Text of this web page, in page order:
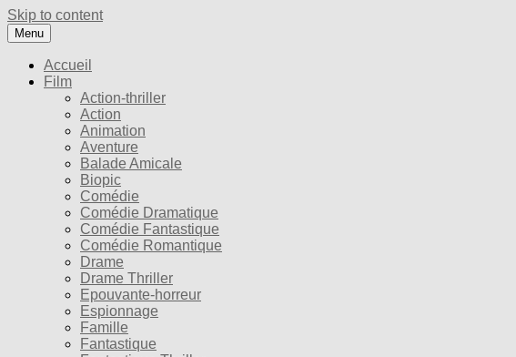
Skip to content
Menu
Accueil
Film
Action-thriller
Action
Animation
Aventure
Balade Amicale
Biopic
Comédie
Comédie Dramatique
Comédie Fantastique
Comédie Romantique
Drame
Drame Thriller
Epouvante-horreur
Espionnage
Famille
Fantastique